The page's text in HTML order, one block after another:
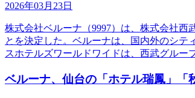
2026年03月23日
株式会社ベルーナ（9997）は、株式会社
とを決定した。ベルーナは、国内外のシ
スホテルズワールドワイドは、西武グルー
ベルーナ、仙台の「ホテル瑞鳳」「